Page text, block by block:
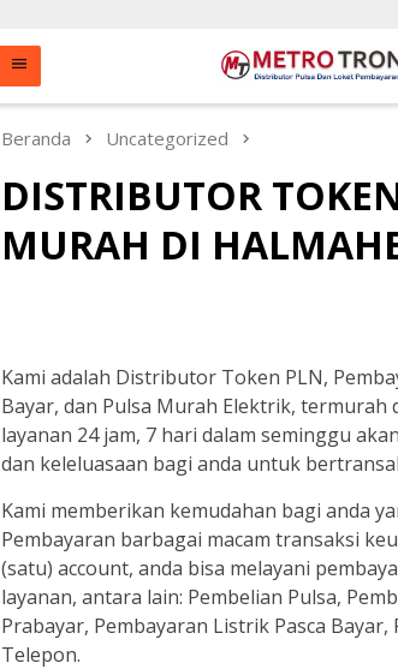
Beranda Uncategorized
DISTRIBUTOR
MURAH DI
Kami adalah Distributor Token PLN,
Bayar, dan Pulsa Murah Elektrik, termurah
layanan 24 jam, 7 hari dalam seminggu
dan keleluasaan bagi anda untuk
Kami memberikan kemudahan bagi anda
Pembayaran barbagai macam transaksi
(satu) account, anda bisa melayani
layanan, antara lain: Pembelian Pulsa,
Prabayar, Pembayaran Listrik Pasca
Telepon.